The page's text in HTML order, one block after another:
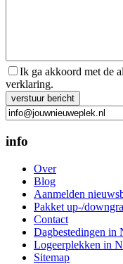
Ik ga akkoord met de
verklaring.
Gelieve dit veld leeg te
info
Over
Blog
Aanmelden
Pakket up-/
Contact
Dagbestedingen in
Logeerplekken in
Sitemap